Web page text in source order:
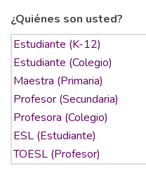
¿Quiénes son usted?